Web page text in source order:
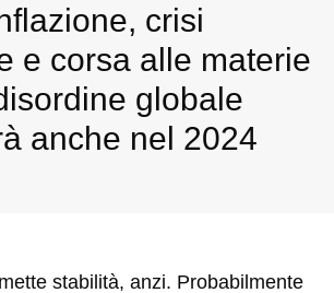
crisi
e corsa alle materie
globale
anche nel 2024
stabilità, anzi. Probabilmente